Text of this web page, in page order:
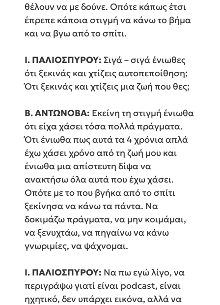
θέλουν να με δούνε. Οπότε κάπως έτσι
έπρεπε κάποια στιγμή να κάνω το βήμα
και να βγω από το σπίτι.
Ι. ΠΑΛΙΟΣΠΥΡΟΥ: Σιγά – σιγά ένιωθες
ότι ξεκινάς και χτίζεις αυτοπεποίθηση;
Ότι ξεκινάς και χτίζεις μια ζωή που θες;
Β. ΑΝΤΩΝΟΒΑ: Εκείνη τη στιγμή ένιωθα
ότι είχα χάσει τόσα πολλά πράγματα.
Ότι ένιωθα πως αυτά τα 4 χρόνια απλά
έχω χάσει χρόνο από τη ζωή μου και
ένιωθα μια απίστευτη δίψα να
ανακτήσω όλα αυτά που έχω χάσει.
Οπότε με το που βγήκα από το σπίτι
ξεκίνησα να κάνω τα πάντα. Να
δοκιμάζω πράγματα, να μην κοιμάμαι,
να ξενυχτάω, να πηγαίνω να κάνω
γνωριμίες, να ψάχνομαι.
Ι. ΠΑΛΙΟΣΠΥΡΟΥ: Να πω εγώ λίγο, να
περιγράψω γιατί είναι podcast, είναι
ηχητικό, δεν υπάρχει εικόνα, αλλά να